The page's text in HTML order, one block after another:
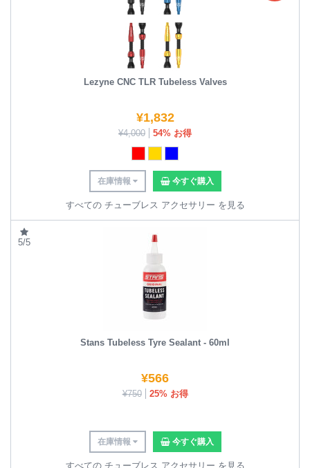
Lezyne CNC TLR Tubeless Valves
¥1,832
¥4,000 54% お得
在庫情報 今すぐ購入
すべての チューブレス アクセサリー を見る
5/5
Stans Tubeless Tyre Sealant - 60ml
¥566
¥750 25% お得
在庫情報 今すぐ購入
すべての チューブレス アクセサリー を見る